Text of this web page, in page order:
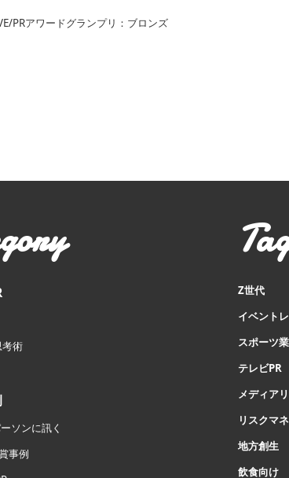
PRアワードグランプリ：ブロンズ
術
ソンに訊く
事例
Z世代
イベント
スポーツ
テレビPR
メディア
リスクマ
地方創生
飲食向け